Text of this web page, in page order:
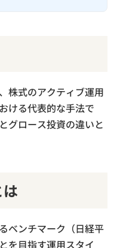
株式のアクティブ運用
ける代表的な手法で
グロース投資の違いと
ベンチマーク（日経平
を目指す運用スタイ